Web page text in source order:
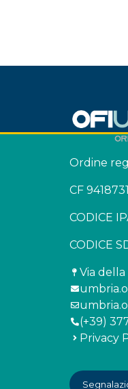
Ordine
CF
CODICE
CODICE
Via della
(+39)
Privacy